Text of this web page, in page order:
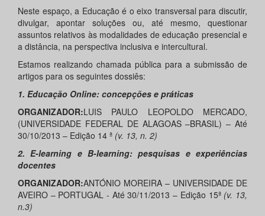
Neste espaço, a Educação é o eixo transversal para discutir,
divulgar, apontar soluções ou, até mesmo, questionar
assuntos relativos às modalidades de educação presencial e
a distância, na perspectiva inclusiva e intercultural.
Estamos realizando chamada pública para a submissão de
artigos para os seguintes dossiês:
1. Educação Online: concepções e práticas
ORGANIZADOR:LUIS PAULO LEOPOLDO MERCADO,
(UNIVERSIDADE FEDERAL DE ALAGOAS –BRASIL) – Até
30/10/2013 – Edição 14 ª (v. 13, n. 2)
2. E-learning e B-learning: pesquisas e experiências
docentes
ORGANIZADOR:ANTÓNIO MOREIRA – UNIVERSIDADE DE
AVEIRO – PORTUGAL - Até 30/11/2013 – Edição 15ª (v. 13,
n.3)